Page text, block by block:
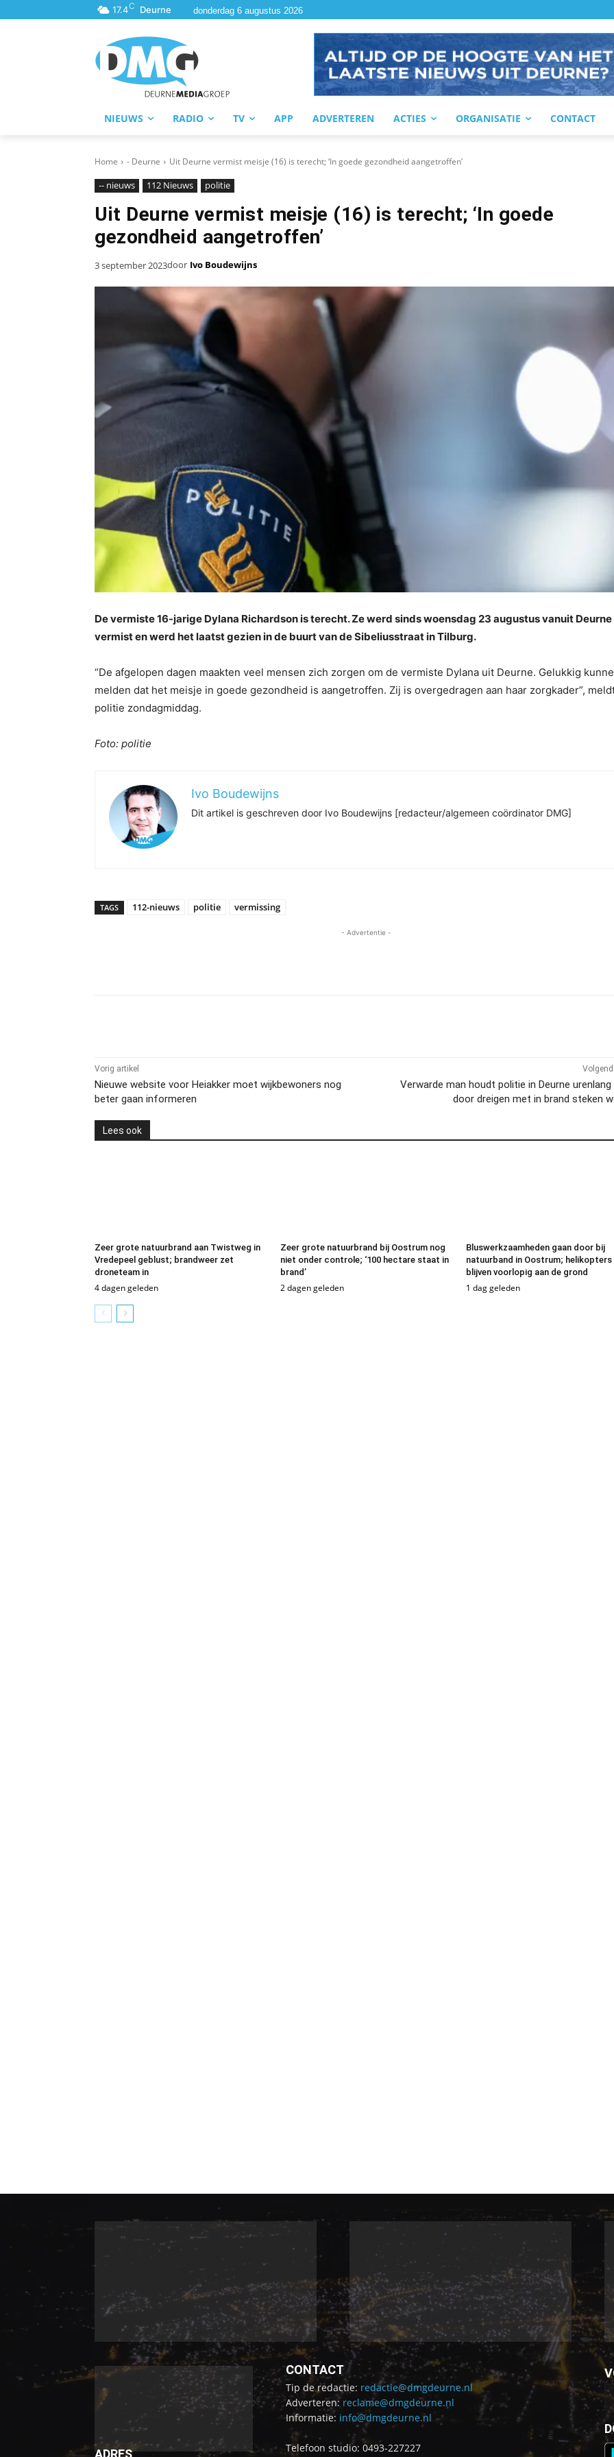
17.4C Deurne donderdag 6 augustus 2026
NIEUWS RADIO TV APP ADVERTEREN ACTIES ORGANISATIE CONTACT
Home - Deurne Uit Deurne vermist meisje (16) is terecht; ‘In goede gezondheid aangetroffen’
-- nieuws 112 Nieuws politie
Uit Deurne vermist meisje (16) is terecht; ‘In goede
gezondheid aangetroffen’
3 september 2023door Ivo Boudewijns
De vermiste 16-jarige Dylana Richardson is terecht. Ze werd sinds woensdag 23 augustus vanuit Deurne
vermist en werd het laatst gezien in de buurt van de Sibeliusstraat in Tilburg.
“De afgelopen dagen maakten veel mensen zich zorgen om de vermiste Dylana uit Deurne. Gelukkig
melden dat het meisje in goede gezondheid is aangetroffen. Zij is overgedragen aan haar zorgkader”,
politie zondagmiddag.
Foto: politie
Ivo Boudewijns
Dit artikel is geschreven door Ivo Boudewijns [redacteur/algemeen coördinator DMG]
TAGS 112-nieuws politie vermissing
- Advertentie -
Vorig artikel
Nieuwe website voor Heiakker moet wijkbewoners nog
beter gaan informeren
Verwarde man houdt politie in Deurne urenlang
door dreigen met in brand steken
Lees ook
Zeer grote natuurbrand aan Twistweg in
Vredepeel geblust; brandweer zet
droneteam in
4 dagen geleden
Zeer grote natuurbrand bij Oostrum nog
niet onder controle; ‘100 hectare staat in
brand’
2 dagen geleden
Bluswerkzaamheden gaan door bij
natuurband in Oostrum; helikopters
blijven voorlopig aan de grond
1 dag geleden
CONTACT
Tip de redactie: redactie@dmgdeurne.nl
Adverteren: reclame@dmgdeurne.nl
Informatie: info@dmgdeurne.nl
Telefoon studio: 0493-227227